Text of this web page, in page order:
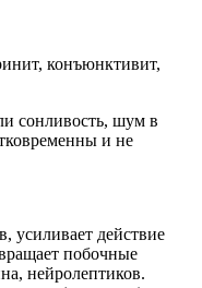
конъюнктивит,
сонливость, шум в
и не
усиливает действие
побочные
нейролептиков.